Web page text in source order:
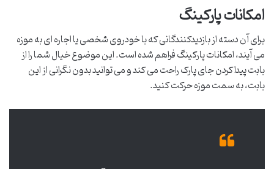
امکانات پارکینگ
برای آن دسته از بازدیدکنندگانی که با خودروی شخصی یا اجاره ای به موزه
می آیند، امکانات پارکینگ فراهم شده است. این موضوع خیال شما را از
بابت پیدا کردن جای پارک راحت می کند و می توانید بدون نگرانی از این
بابت، به سمت موزه حرکت کنید.